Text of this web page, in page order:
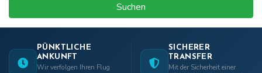
Suchen
PÜNKTLICHE
ANKUNFT
Wir verfolgen Ihren Flug
SICHERER
TRANSFER
Mit der Sicherheit einer